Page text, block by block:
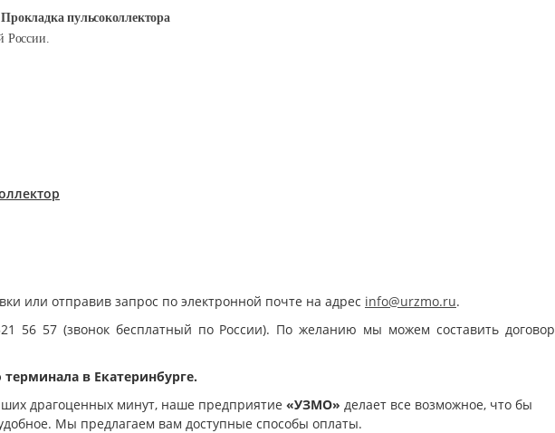
Прокладка пульсоколлектора
России.
или отправив запрос по электронной почте на адрес info@urzmo.ru.
56 57 (звонок бесплатный по России). По желанию мы можем составить договор
в Екатеринбурге.
драгоценных минут, наше предприятие «УЗМО» делает все возможное, что бы
Мы предлагаем вам доступные способы оплаты.